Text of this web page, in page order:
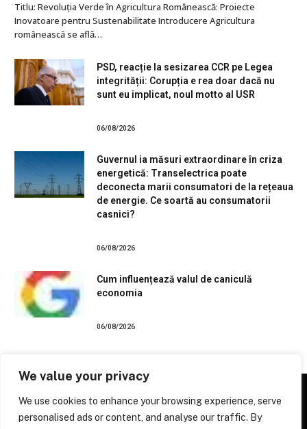
We value your privacy
We use cookies to enhance your browsing experience, serve
personalised ads or content, and analyse our traffic. By
Titlu: Revoluția Verde în Agricultura Românească: Proiecte
Inovatoare pentru Sustenabilitate Introducere Agricultura
românească se află…
PSD, reacție la sesizarea CCR pe Legea
integrității: Corupția e rea doar dacă nu
sunt eu implicat, noul motto al USR
06/08/2026
Guvernul ia măsuri extraordinare în criza
energetică: Transelectrica poate
deconecta marii consumatori de la rețeaua
de energie. Ce soartă au consumatorii
casnici?
06/08/2026
Cum influențează valul de caniculă
economia
06/08/2026